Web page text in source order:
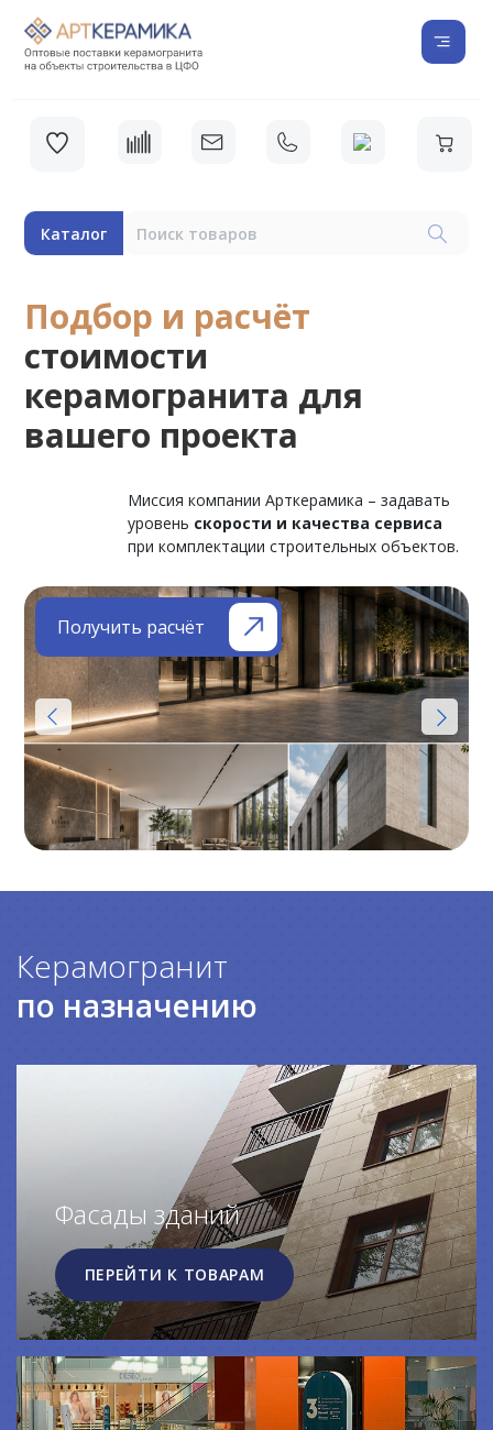
Каталог
Подбор и расчёт
стоимости
керамогранита для
вашего проекта
Миссия компании Арткерамика – задавать
уровень скорости и качества сервиса
при комплектации строительных объектов.
Получить расчёт
Керамогранит
по назначению
Фасады зданий
ПЕРЕЙТИ К ТОВАРАМ